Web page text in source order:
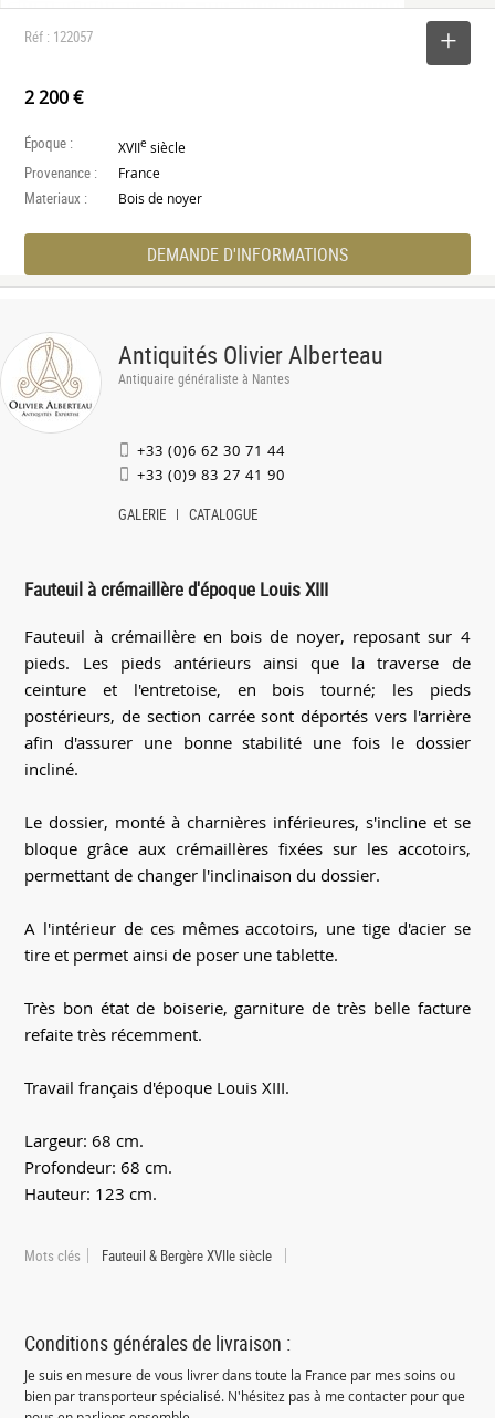
Réf : 122057
2 200 €
Époque : XVIIe siècle
Provenance : France
Materiaux : Bois de noyer
DEMANDE D'INFORMATIONS
Antiquités Olivier Alberteau
Antiquaire généraliste à Nantes
+33 (0)6 62 30 71 44
+33 (0)9 83 27 41 90
GALERIE CATALOGUE
Fauteuil à crémaillère d'époque Louis XIII
Fauteuil à crémaillère en bois de noyer, reposant sur 4
pieds. Les pieds antérieurs ainsi que la traverse de
ceinture et l'entretoise, en bois tourné; les pieds
postérieurs, de section carrée sont déportés vers l'arrière
afin d'assurer une bonne stabilité une fois le dossier
incliné.
Le dossier, monté à charnières inférieures, s'incline et se
bloque grâce aux crémaillères fixées sur les accotoirs,
permettant de changer l'inclinaison du dossier.
A l'intérieur de ces mêmes accotoirs, une tige d'acier se
tire et permet ainsi de poser une tablette.
Très bon état de boiserie, garniture de très belle facture
refaite très récemment.
Travail français d'époque Louis XIII.
Largeur: 68 cm.
Profondeur: 68 cm.
Hauteur: 123 cm.
Mots clés Fauteuil & Bergère XVIIe siècle
Conditions générales de livraison :
Je suis en mesure de vous livrer dans toute la France par mes soins ou
bien par transporteur spécialisé. N'hésitez pas à me contacter pour que